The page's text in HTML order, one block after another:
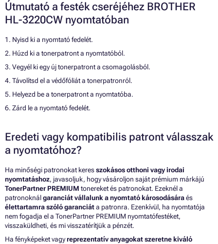
Útmutató a festék cseréjéhez BROTHER
HL-3220CW nyomtatóban
1. Nyisd ki a nyomtató fedelét.
2. Húzd ki a tonerpatront a nyomtatóból.
3. Vegyél ki egy új tonerpatront a csomagolásból.
4. Távolítsd el a védőfóliát a tonerpatronról.
5. Helyezd be a tonerpatront a nyomtatóba.
6. Zárd le a nyomtató fedelét.
Eredeti vagy kompatibilis patront válasszak
a nyomtatóhoz?
Ha minőségi patronokat keresszokásos otthoni vagy irodai
nyomtatáshoz, javasoljuk, hogy vásároljon saját prémium márkájú
TonerPartner PREMIUM tonereket és patronokat. Ezeknél a
patronoknálgaranciát vállalunk a nyomtató károsodásáraés
élettartamra szóló garanciáta patronra. Ezenkívül, ha nyomtatója
nem fogadja el a TonerPartner PREMIUM nyomtatófestéket,
visszaküldheti, és mi visszatérítjük a pénzét.
Ha fényképeket vagyreprezentatív anyagokat szeretne kiváló